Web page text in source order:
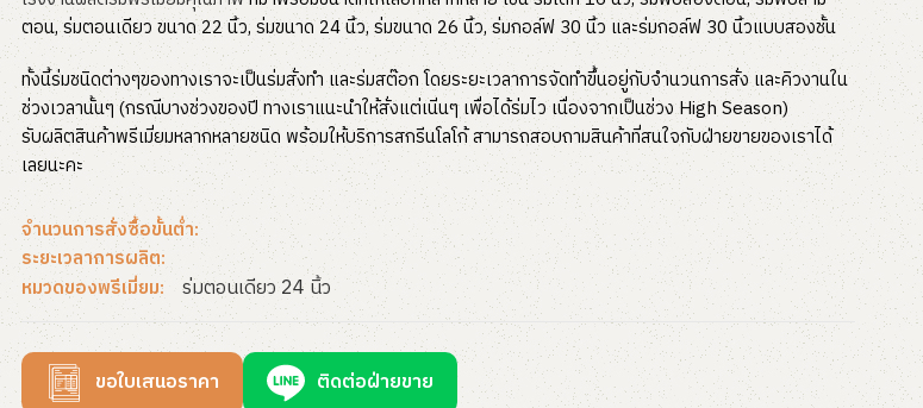
ตอน, ร่มตอนเดียว ขนาด 22 นิ้ว, ร่มขนาด 24 นิ้ว, ร่มขนาด 26 นิ้ว, ร่มกอล์ฟ 30 นิ้ว และร่มกอล์ฟ 30 นิ้วแบบสองชั้น
ทั้งนี้ร่มชนิดต่างๆของทางเราจะเป็นร่มสั่งทำ และร่มสต๊อก โดยระยะเวลาการจัดทำขึ้นอยู่กับจำนวนการสั่ง และคิวงานใน
ช่วงเวลานั้นๆ (กรณีบางช่วงของปี ทางเราแนะนำให้สั่งแต่เนิ่นๆ เพื่อได้ร่มไว เนื่องจากเป็นช่วง High Season)
รับผลิตสินค้าพรีเมี่ยมหลากหลายชนิด พร้อมให้บริการสกรีนโลโก้ สามารถสอบถามสินค้าที่สนใจกับฝ่ายขายของเราได้
เลยนะคะ
จำนวนการสั่งซื้อขั้นต่ำ:
ระยะเวลาการผลิต:
หมวดของพรีเมี่ยม:
ร่มตอนเดียว 24 นิ้ว
ขอใบเสนอราคา ติดต่อฝ่ายขาย